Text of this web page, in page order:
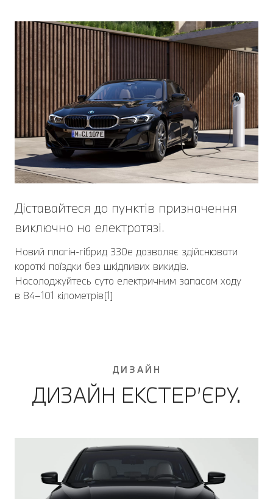
Діставайтеся до пунктів призначення
виключно на електротязі.
Новий плагін-гібрид 330e дозволяє здійснювати
короткі поїздки без шкідливих викидів.
Насолоджуйтесь суто електричним запасом ходу
в 84–101 кілометрів[1]
ДИЗАЙН
ДИЗАЙН ЕКСТЕР’ЄРУ.